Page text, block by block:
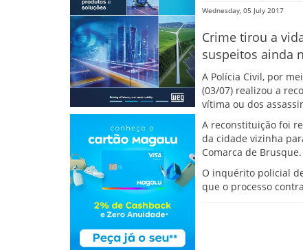
Wednesday, 05 July 2017
Crime tirou a
suspeitos ainda
A Polícia Civil, por
(03/07) realizou a
vítima ou dos
A reconstituição foi
da cidade vizinha
Comarca de Brusque.
O inquérito policial
que o processo